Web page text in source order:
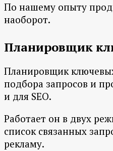
По нашему опыту
наоборот.
Планировщик
Планировщик
подбора запросов и
и для SEO.
Работает он в двух
список связанных
рекламу.